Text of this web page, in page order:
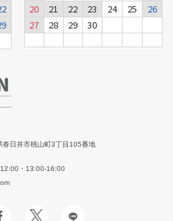
20
21 22 23 24 25
26
27
28 29 30
日井市桃山町3丁目105番地
・13:00-16:00